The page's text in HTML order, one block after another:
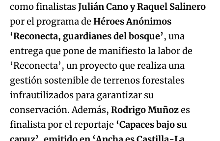
como finalistasJulián Cano y Raquel Salinero
por el programa de Héroes Anónimos
‘Reconecta, guardianes del bosque’, una
entrega que pone de manifiesto la labor de
‘Reconecta’, un proyecto que realiza una
gestión sostenible de terrenos forestales
infrautilizados para garantizar su
conservación. Además, Rodrigo Muñozes
finalista por el reportaje ‘Capaces bajo su